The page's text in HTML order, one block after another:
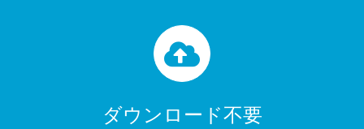
ダウンロード不要